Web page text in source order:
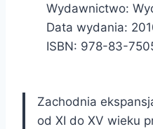
Wydawnictwo:
Data wydania:
ISBN: 978-83-
Zachodnia
od XI do XV wieku